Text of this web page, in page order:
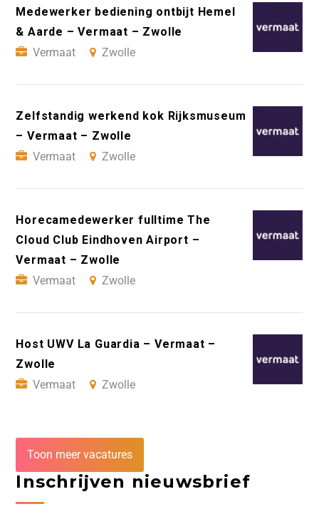
Medewerker bediening ontbijt Hemel
& Aarde – Vermaat – Zwolle
Vermaat
Zwolle
Zelfstandig werkend kok Rijksmuseum
– Vermaat – Zwolle
Vermaat
Zwolle
Horecamedewerker fulltime The
Cloud Club Eindhoven Airport –
Vermaat – Zwolle
Vermaat
Zwolle
Host UWV La Guardia – Vermaat –
Zwolle
Vermaat
Zwolle
Toon meer vacatures
Inschrijven nieuwsbrief